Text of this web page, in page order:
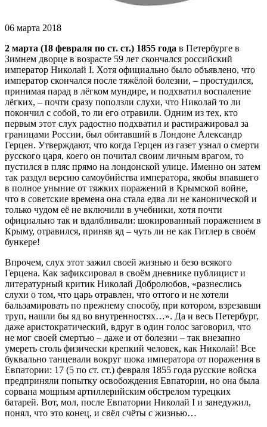
06 марта 2018
2 марта (18 февраля по ст. ст.) 1855 года в Петербурге в
Зимнем дворце в возрасте 59 лет скончался российский
император Николай I. Хотя официально было объявлено, что
император скончался после тяжёлой болезни, – простудился,
принимая парад в лёгком мундире, и подхватил воспаление
лёгких, – почти сразу поползли слухи, что Николай то ли
покончил с собой, то ли его отравили. Одним из тех, кто
первым этот слух радостно подхватил и растиражировал за
границами России, был обитавший в Лондоне Александр
Герцен. Утверждают, что когда Герцен из газет узнал о смерти
русского царя, коего он почитал своим личным врагом, то
пустился в пляс прямо на лондонской улице. Именно он затем
так раздул версию самоубийства императора, якобы впавшего
в полное уныние от тяжких поражений в Крымской войне,
что в советские времена она стала едва ли не канонической и
только чудом её не включили в учебники, хотя почти
официально так и вдалбливали: шокированный поражением в
Крыму, отравился, приняв яд – чуть ли не как Гитлер в своём
бункере!
Впрочем, слух этот зажил своей жизнью и безо всякого
Герцена. Как зафиксировал в своём дневнике публицист и
литературный критик Николай Добролюбов, «разнеслись
слухи о том, что царь отравлен, что оттого и не хотели
бальзамировать по прежнему способу, при котором, взрезавши
труп, нашли бы яд во внутренностях…». Да и весь Петербург,
даже аристократический, вдруг в один голос заговорил, что
не мог своей смертью – даже и от болезни – так внезапно
умереть столь физически крепкий человек, как Николай! Все
буквально танцевали вокруг шока императора от поражения в
Евпатории: 17 (5 по ст. ст.) февраля 1855 года русские войска
предприняли попытку освобождения Евпатории, но она была
сорвана мощным артиллерийским обстрелом турецких
батарей. Вот, мол, после Евпатории Николай I и занедужил,
понял, что это конец, и свёл счёты с жизнью…